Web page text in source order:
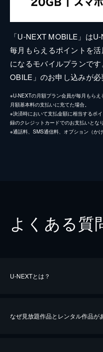
「U-NEXT MOBILE」は
毎月もらえるポイントを
になるモバイルプランで
OBILE」のお申し込みが必
※U-NEXTの月額プラン会員が毎月もら
月額基本料の支払いに充てた場合。
※決済時において支払金額に相当するポ
録のクレジットカードでのお支払いとなり
※通話料、SMS通信料、オプション（か
よくある質
U-NEXTとは？
なぜ見放題作品とレンタル作品が